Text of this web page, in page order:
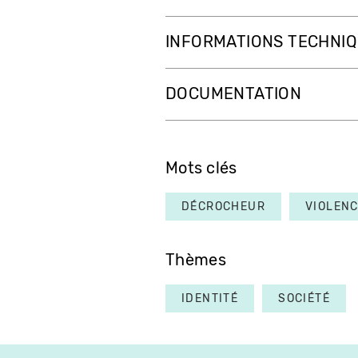
INFORMATIONS
DOCUMENTATION
Mots clés
DÉCROCHEUR
Thèmes
IDENTITÉ SOCIÉTÉ